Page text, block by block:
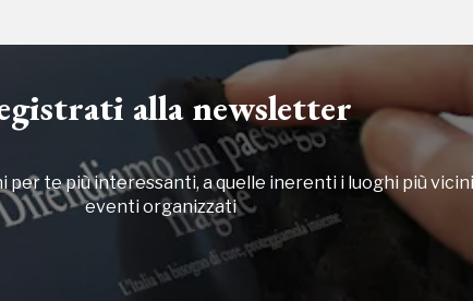
alla newsletter
per te più interessanti, a quelle inerenti i luoghi più
eventi organizzati